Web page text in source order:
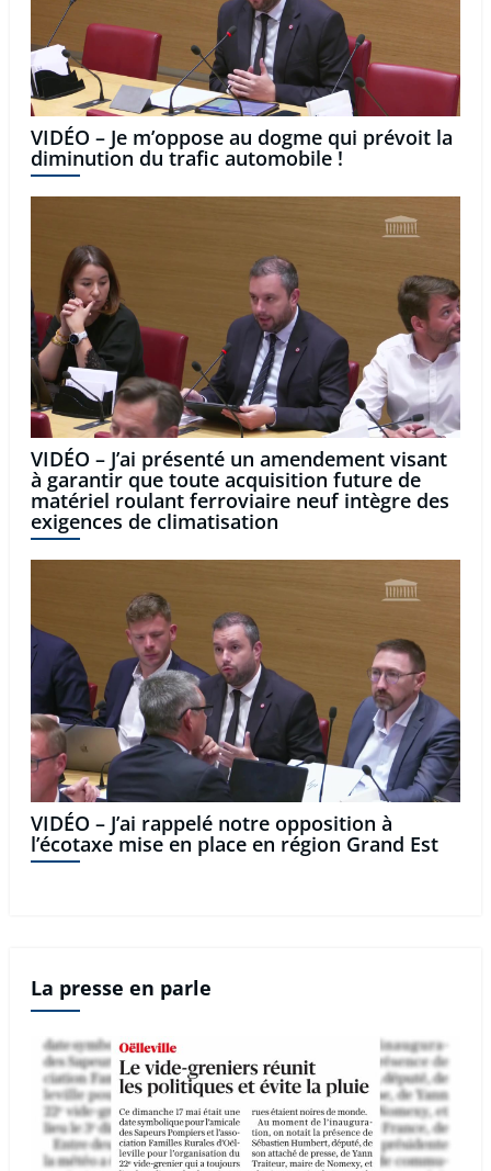
VIDÉO – Je m’oppose au dogme qui prévoit la
diminution du trafic automobile !
VIDÉO – J’ai présenté un amendement visant
à garantir que toute acquisition future de
matériel roulant ferroviaire neuf intègre des
exigences de climatisation
VIDÉO – J’ai rappelé notre opposition à
l’écotaxe mise en place en région Grand Est
La presse en parle